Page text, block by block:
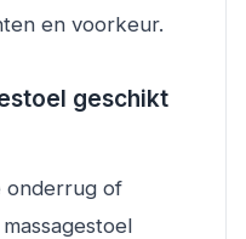
en voorkeur.
geschikt
onderrug of